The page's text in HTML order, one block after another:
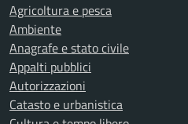
Agricoltura e pesca
Ambiente
Anagrafe e stato civile
Appalti pubblici
Autorizzazioni
Catasto e urbanistica